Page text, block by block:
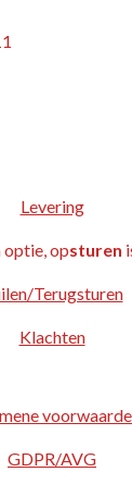
Levering
optie, opsturen
Terugsturen
Klachten
GDPR/AVG